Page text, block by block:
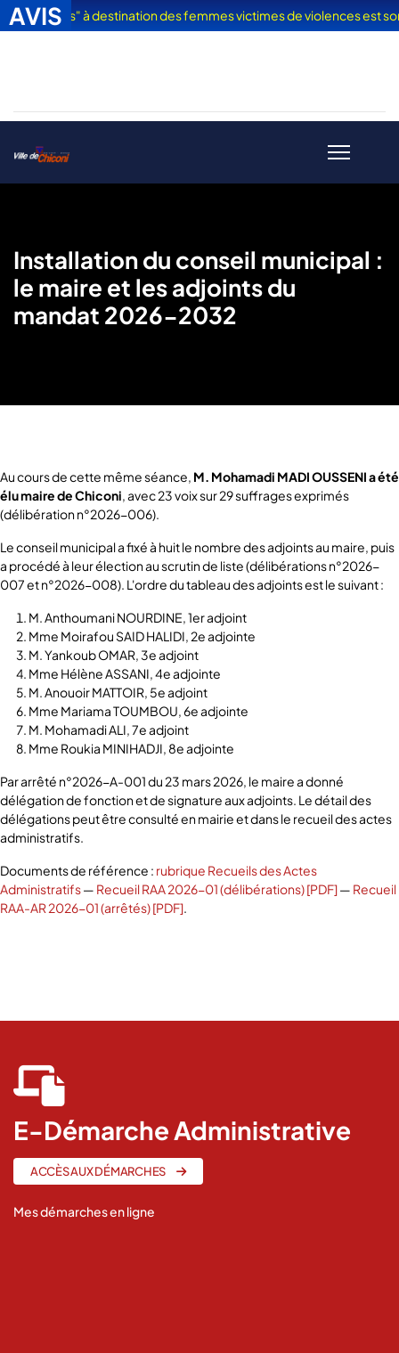
Installation du conseil municipal :
le maire et les adjoints du
mandat 2026-2032
Au cours de cette même séance, M. Mohamadi MADI OUSSENI a été
élu maire de Chiconi, avec 23 voix sur 29 suffrages exprimés
(délibération n°2026-006).
Le conseil municipal a fixé à huit le nombre des adjoints au maire, puis
a procédé à leur élection au scrutin de liste (délibérations n°2026-
007 et n°2026-008). L'ordre du tableau des adjoints est le suivant :
M. Anthoumani NOURDINE, 1er adjoint
Mme Moirafou SAID HALIDI, 2e adjointe
M. Yankoub OMAR, 3e adjoint
Mme Hélène ASSANI, 4e adjointe
M. Anouoir MATTOIR, 5e adjoint
Mme Mariama TOUMBOU, 6e adjointe
M. Mohamadi ALI, 7e adjoint
Mme Roukia MINIHADJI, 8e adjointe
Par arrêté n°2026-A-001 du 23 mars 2026, le maire a donné
délégation de fonction et de signature aux adjoints. Le détail des
délégations peut être consulté en mairie et dans le recueil des actes
administratifs.
Documents de référence : rubrique Recueils des Actes
Administratifs— Recueil RAA 2026-01 (délibérations) [PDF]— Recueil
RAA-AR 2026-01 (arrêtés) [PDF].
file
E-Démarche Administrative
ACCÈS AUX DÉMARCHES
Mes démarches en ligne
AVIS
Vacances" à destination des femmes victimes de violences est sorti